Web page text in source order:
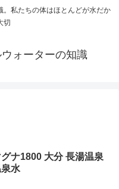
。私たちの体はほとんどが水だか
切
ォーターの知識
大分 長湯温泉
水